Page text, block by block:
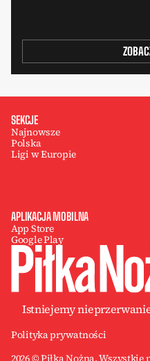
SEKCJE
Najnowsze
Polska
Ligi w Europie
APLIKACJA MOBILNA
App Store
Google Play
Istniejemy
Polityka prywatności
2026 © Piłka Nożna. Wszystkie